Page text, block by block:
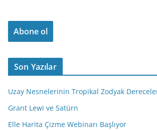
o
t
a
r
e
Abone ol
Son Yazılar
Uzay Nesnelerinin Tropikal Zodyak
Grant Lewi ve Satürn
Elle Harita Çizme Webinarı Başlıyor